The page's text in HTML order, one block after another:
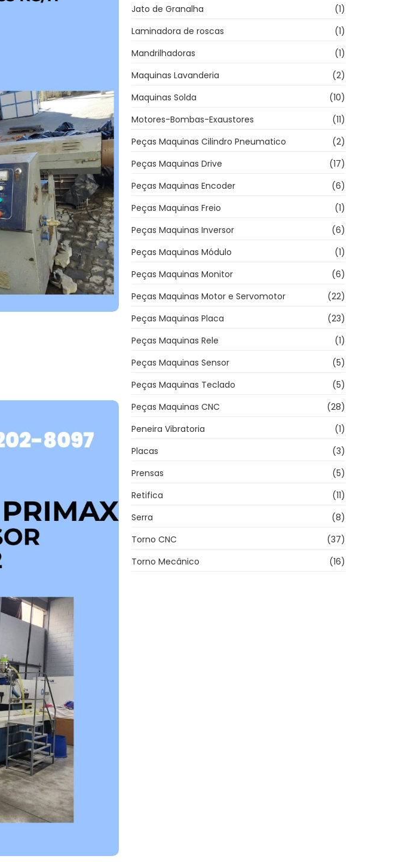
Jato de Granalha
(1)
Laminadora de roscas
(1)
Mandrilhadoras
(1)
Maquinas Lavanderia
(2)
Maquinas Solda
(10)
Motores-Bombas-Exaustores
(11)
Peças Maquinas Cilindro Pneumatico
(2)
Peças Maquinas Drive
(17)
Peças Maquinas Encoder
(6)
Peças Maquinas Freio
(1)
Peças Maquinas Inversor
(6)
Peças Maquinas Módulo
(1)
Peças Maquinas Monitor
(6)
Peças Maquinas Motor e Servomotor
(22)
Peças Maquinas Placa
(23)
Peças Maquinas Rele
(1)
Peças Maquinas Sensor
(5)
Peças Maquinas Teclado
(5)
Peças Maquinas CNC
(28)
Peneira Vibratoria
(1)
Placas
(3)
Prensas
(5)
Retifica
(11)
Serra
(8)
Torno CNC
(37)
Torno Mecânico
(16)